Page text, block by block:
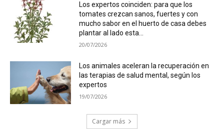
Los expertos coinciden: para que los
tomates crezcan sanos, fuertes y con
mucho sabor en el huerto de casa debes
plantar al lado esta...
20/07/2026
Los animales aceleran la recuperación en
las terapias de salud mental, según los
expertos
19/07/2026
Cargar más